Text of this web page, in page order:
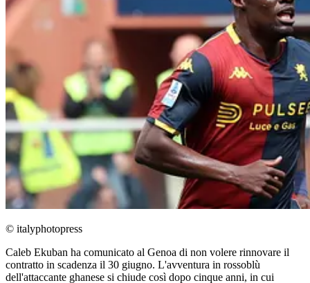
© italyphotopress
Caleb Ekuban ha comunicato al Genoa di non volere rinnovare il
contratto in scadenza il 30 giugno. L'avventura in rossoblù
dell'attaccante ghanese si chiude così dopo cinque anni, in cui